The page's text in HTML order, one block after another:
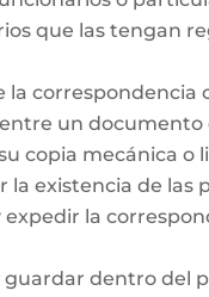
que las tengan
la correspondencia
un documento
copia mecánica o
la existencia de las
expedir la
guardar dentro del